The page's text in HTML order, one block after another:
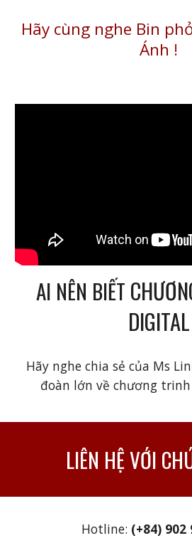
Hãy cùng nghe Bin
Ánh !
AI NÊN BIẾT
DIGITAL
Hãy nghe chia sẻ của Ms
đoàn lớn về chương
LIÊN HỆ VỚI
Hotline: (+84) 902